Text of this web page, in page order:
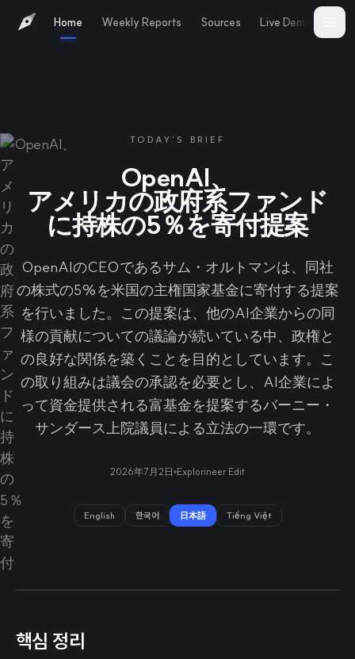
Home Weekly Reports Sources Live Demo
TODAY'S BRIEF
OpenAI、
アメリカの政府系ファンド
に持株の5％を寄付提案
OpenAIのCEOであるサム・オルトマンは、同社
の株式の5%を米国の主権国家基金に寄付する提案
を行いました。この提案は、他のAI企業からの同
様の貢献についての議論が続いている中、政権と
の良好な関係を築くことを目的としています。こ
の取り組みは議会の承認を必要とし、AI企業によ
って資金提供される富基金を提案するバーニー・
サンダース上院議員による立法の一環です。
2026年7月2日 Explorineer Edit
English 한국어 日本語 Tiếng Việt
핵심 정리